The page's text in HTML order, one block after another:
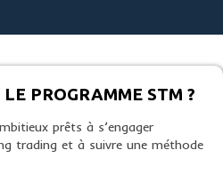
PROGRAMME STM ?
prêts à s’engager
trading et à suivre une méthode